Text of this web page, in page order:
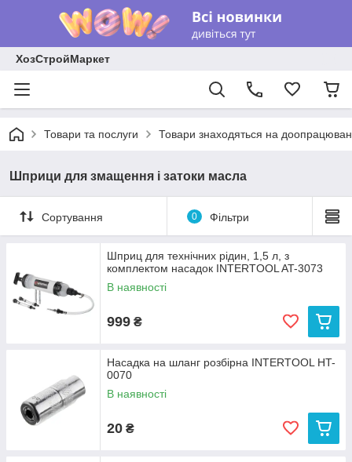
ХозСтройМаркет
Товари та послуги Товари знаходяться на
Шприци для змащення і затоки масла
Сортування 0 Фільтри
Шприц для технічних рідин, 1,5 л, з
комплектом насадок INTERTOOL AT-3073
В наявності
999 ₴
Насадка на шланг розбірна INTERTOOL HT-
0070
В наявності
20 ₴